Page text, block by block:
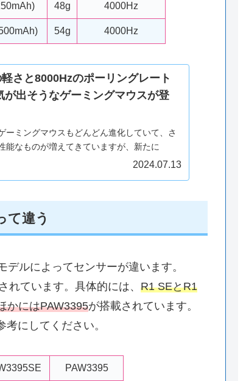
48g 4000Hz
54g 4000Hz
さと8000Hzのポーリングレート
が出そうなゲーミングマウスが登
ーミングマウスもどんどん進化していて、さ
能なものが増えてきていますが、新たに
」という高性能ゲーミングマウスが発売され
2024.07.13
て違う
ルによってセンサーが違います。
れています。具体的には、 R1 SEとR1
かにはPAW3395が搭載されています。
にしてください。
PAW3395